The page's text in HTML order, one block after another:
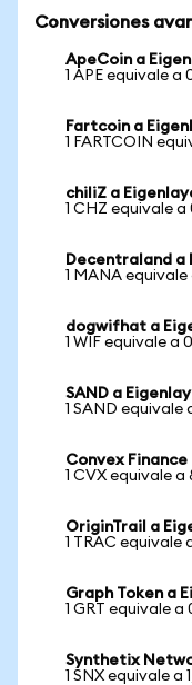
Conversiones
ApeCoin a
1 APE equivale a
Fartcoin a
1 FARTCOIN
chiliZ a
1 CHZ equivale a
Decentraland a
1 MANA equivale
dogwifhat a
1 WIF equivale a
SAND a
1 SAND equivale
Convex
1 CVX equivale a
OriginTrail a
1 TRAC equivale
Graph Token a
1 GRT equivale a
Synthetix
1 SNX equivale a